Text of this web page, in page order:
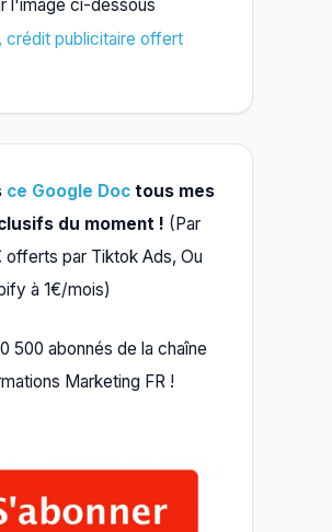
l'image ci-dessous
ce Google Doc tous mes
du moment ! (Par
par Tiktok Ads, Ou
à 1€/mois)
500 abonnés de la chaîne
Marketing FR !